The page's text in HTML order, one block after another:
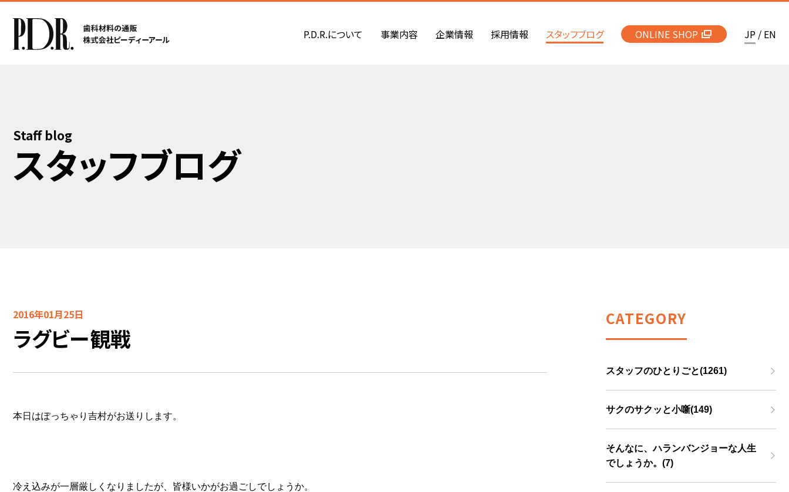
P.D.R.について 事業内容 企業情報 採用情報 スタッフブログ ONLINE SHOP JP / EN
Staff blog
スタッフブログ
2016年01月25日
ラグビー観戦
本日はぽっちゃり吉村がお送りします。
冷え込みが一層厳しくなりましたが、皆様いかがお過ごしでしょうか。
CATEGORY
スタッフのひとりごと(1261)
サクのサクッと小噺(149)
そんなに、ハランバンジョーな人生
でしょうか。(7)